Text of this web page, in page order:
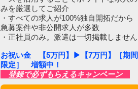
みを厳選してご紹介
・すべての求人が100%独自開拓だから
急募案件や非公開求人が多数
・正社員のみ。派遣は一切掲載しません
お祝い金 【5万円】▶︎【7万円】［期間
限定］ 増額中！
登録で必ずもらえるキャンペーン